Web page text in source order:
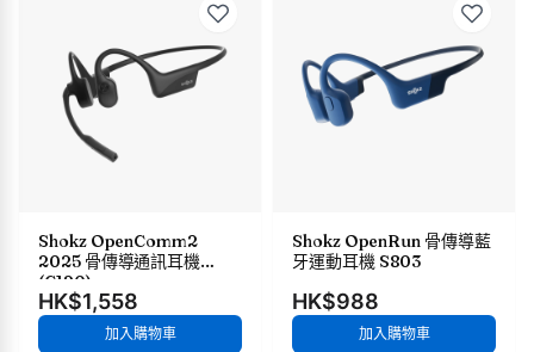
Shokz OpenComm2
2025 骨傳導通訊耳機
(C120)
HK$1,558
加入購物車
Shokz OpenRun 骨傳導藍
牙運動耳機 S803
HK$988
加入購物車